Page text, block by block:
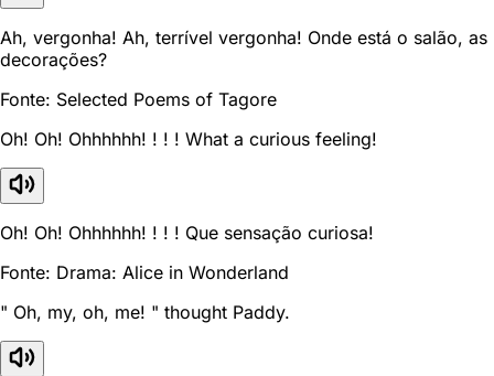
Ah, vergonha! Ah, terrível vergonha! Onde está o salão, as
decorações?
Fonte: Selected Poems of Tagore
Oh! Oh! Ohhhhhh! ! ! ! What a curious feeling!
Oh! Oh! Ohhhhhh! ! ! ! Que sensação curiosa!
Fonte: Drama: Alice in Wonderland
" Oh, my, oh, me! " thought Paddy.